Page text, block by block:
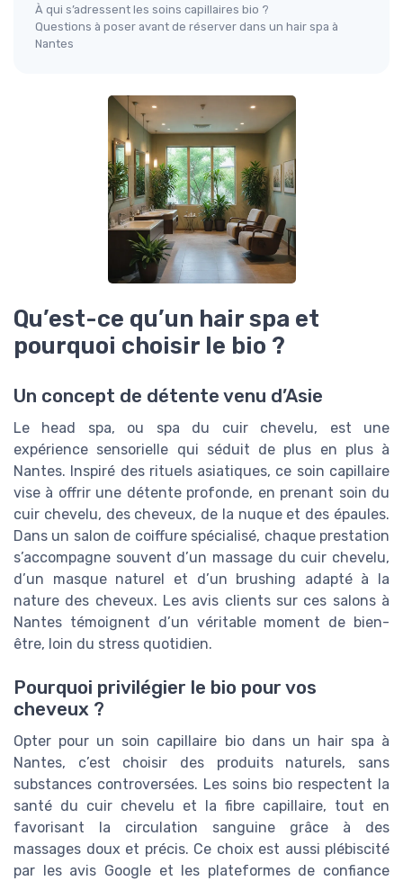
À qui s’adressent les soins capillaires bio ?
Questions à poser avant de réserver dans un hair spa à
Nantes
Qu’est-ce qu’un hair spa et
pourquoi choisir le bio ?
Un concept de détente venu d’Asie
Le head spa, ou spa du cuir chevelu, est une
expérience sensorielle qui séduit de plus en plus à
Nantes. Inspiré des rituels asiatiques, ce soin capillaire
vise à offrir une détente profonde, en prenant soin du
cuir chevelu, des cheveux, de la nuque et des épaules.
Dans un salon de coiffure spécialisé, chaque prestation
s’accompagne souvent d’un massage du cuir chevelu,
d’un masque naturel et d’un brushing adapté à la
nature des cheveux. Les avis clients sur ces salons à
Nantes témoignent d’un véritable moment de bien-
être, loin du stress quotidien.
Pourquoi privilégier le bio pour vos
cheveux ?
Opter pour un soin capillaire bio dans un hair spa à
Nantes, c’est choisir des produits naturels, sans
substances controversées. Les soins bio respectent la
santé du cuir chevelu et la fibre capillaire, tout en
favorisant la circulation sanguine grâce à des
massages doux et précis. Ce choix est aussi plébiscité
par les avis Google et les plateformes de confiance